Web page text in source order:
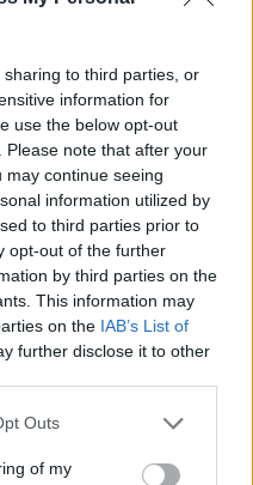
to third parties, or
information for
use the below opt-out
note that after your
continue seeing
information utilized by
to third parties prior to
opt-out of the further
by third parties on the
This information may
on the IAB’s List of
further disclose it to other
Outs
of my